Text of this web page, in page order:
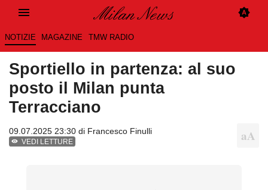
NOTIZIE MAGAZINE TMW RADIO
Sportiello in partenza: al suo
posto il Milan punta
Terracciano
09.07.2025 23:30 di Francesco Finulli
VEDI LETTURE